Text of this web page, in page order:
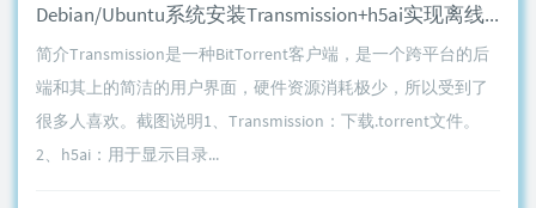
Debian/Ubuntu系统安装Transmission+h5ai实现离线BT下载
简介Transmission是一种BitTorrent客户端，是一个跨平台的后
端和其上的简洁的用户界面，硬件资源消耗极少，所以受到了
很多人喜欢。截图说明1、Transmission：下载.torrent文件。
2、h5ai：用于显示目录...